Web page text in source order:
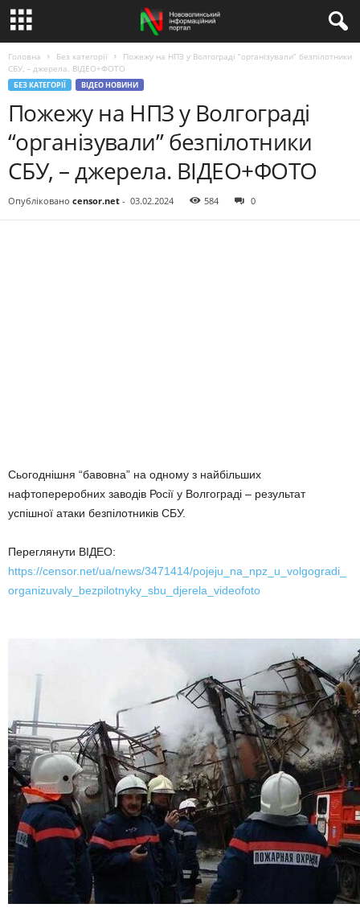
Головна Без категорії
Пожежу на НПЗ у Волгограді “організували” безпілотники
СБУ, – джерела. ВІДЕО+ФОТО
БЕЗ КАТЕГОРІЇ ВІДЕО НОВИНИ
Пожежу на НПЗ у Волгограді
“організували” безпілотники
СБУ, – джерела. ВІДЕО+ФОТО
Опубліковано censor.net - 03.02.2024 584 0
Сьогоднішня “бавовна” на одному з найбільших
нафтопереробних заводів Росії у Волгограді – результат
успішної атаки безпілотників СБУ.
Переглянути ВІДЕО:
https://censor.net/ua/news/3471414/pojeju_na_npz_u_volgogradi_
organizuvaly_bezpilotnyky_sbu_djerela_videofoto